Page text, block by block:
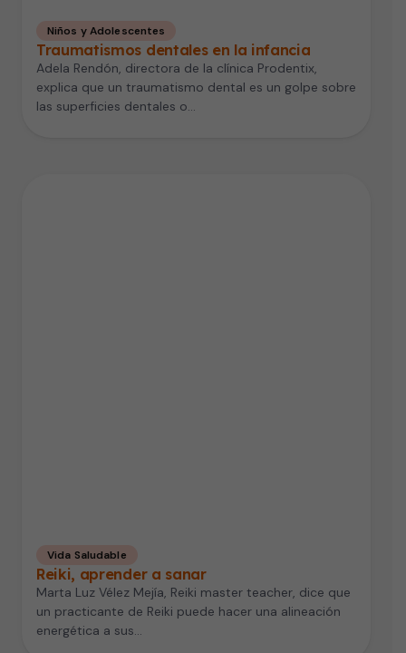
Niños y Adolescentes
Traumatismos dentales en la infancia
Adela Rendón, directora de la clínica Prodentix,
explica que un traumatismo dental es un golpe sobre
las superficies dentales o…
Vida Saludable
Reiki, aprender a sanar
Marta Luz Vélez Mejía, Reiki master teacher, dice que
un practicante de Reiki puede hacer una alineación
energética a sus…